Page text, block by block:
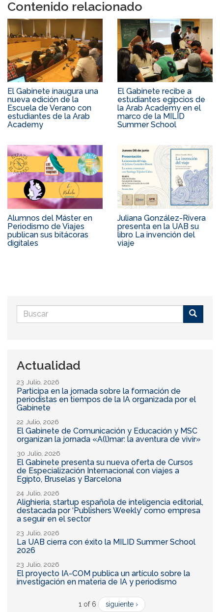
Contenido relacionado
El Gabinete inaugura una
nueva edición de la
Escuela de Verano con
estudiantes de la Arab
Academy
El Gabinete recibe a
estudiantes egipcios de
la Arab Academy en el
marco de la MILID
Summer School
Alumnos del Máster en
Periodismo de Viajes
publican sus bitácoras
digitales
Juliana González-Rivera
presenta en la UAB su
libro La invención del
viaje
Formulario
de
Actualidad
23 Julio, 2026
Participa en la jornada sobre la formación de
periodistas en tiempos de la IA organizada por el
Gabinete
22 Julio, 2026
El Gabinete de Comunicación y Educación y MSC
organizan la jornada «A(l)mar: la aventura de vivir»
30 Julio, 2026
El Gabinete presenta su nueva oferta de Cursos
de Especialización Internacional con viajes a
Egipto, Bruselas y Barcelona
24 Julio, 2026
Alighieria, startup española de inteligencia editorial,
destacada por ‘Publishers Weekly’ como empresa
a seguir en el sector
23 Julio, 2026
La UAB cierra con éxito la MILID Summer School
2026
23 Julio, 2026
El proyecto IA-COM publica un artículo sobre la
investigación en materia de IA y periodismo
1 of 6 siguiente ›